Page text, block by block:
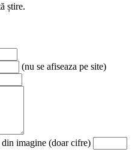
știre.
(nu se afiseaza pe site)
imagine (doar cifre)